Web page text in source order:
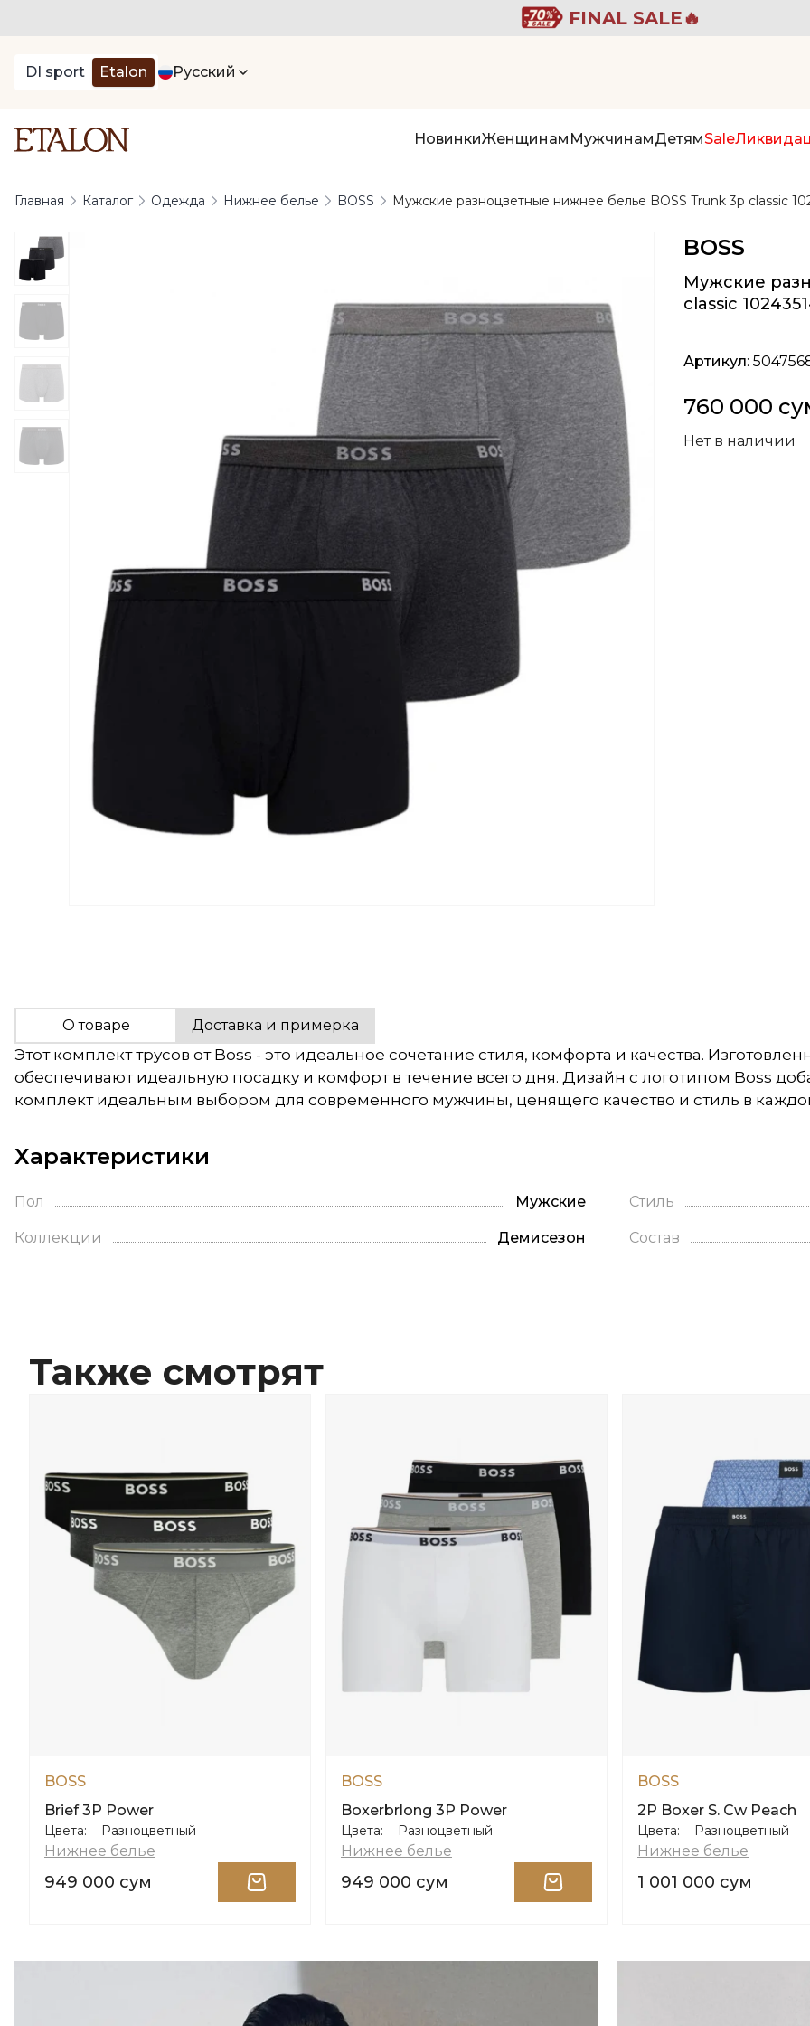
FINAL SALE🔥
DI sport Etalon Русский
НовинкиЖенщинам МужчинамДетямSale
Главная Каталог Одежда Нижнее белье BOSS Мужские разноцветные нижнее белье BOSS Trunk 3p classic
BOSS
Мужские
classic
Артикул:
760 000
Нет в наличии
О товаре Доставка и примерка
Этот комплект трусов от Boss - это идеальное сочетание стиля, комфорта и качества.
обеспечивают идеальную посадку и комфорт в течение всего дня. Дизайн с логотипом Boss
комплект идеальным выбором для современного мужчины, ценящего качество и стиль в
Характеристики
Пол Мужские Стиль
Коллекции Демисезон Состав
Также смотрят
BOSS
Brief 3P Power
Цвета: Разноцветный
Нижнее белье
949 000 сум
BOSS
Boxerbrlong 3P Power
Цвета: Разноцветный
Нижнее белье
949 000 сум
BOSS
2P Boxer S. Cw Peach
Цвета: Разноцветный
Нижнее белье
1 001 000 сум